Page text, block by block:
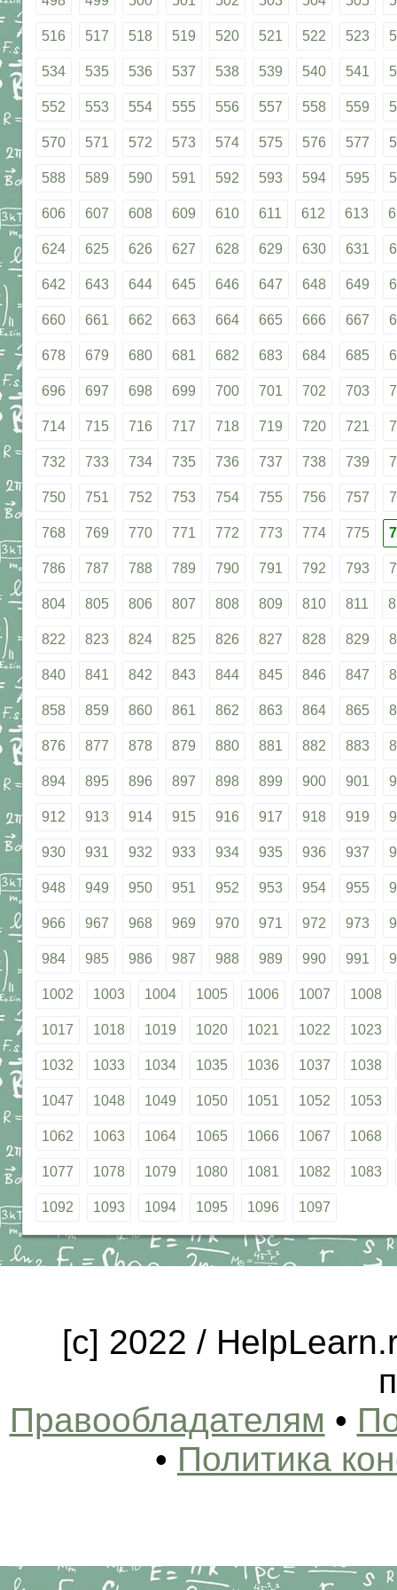
516 517 518 519 520 521 522 523
534 535 536 537 538 539 540 541
552 553 554 555 556 557 558 559
570 571 572 573 574 575 576 577
588 589 590 591 592 593 594 595
606 607 608 609 610 611 612 613
624 625 626 627 628 629 630 631
642 643 644 645 646 647 648 649
660 661 662 663 664 665 666 667
678 679 680 681 682 683 684 685
696 697 698 699 700 701 702 703
714 715 716 717 718 719 720 721
732 733 734 735 736 737 738 739
750 751 752 753 754 755 756 757
768 769 770 771 772 773 774 775
786 787 788 789 790 791 792 793
804 805 806 807 808 809 810 811
822 823 824 825 826 827 828 829
840 841 842 843 844 845 846 847
858 859 860 861 862 863 864 865
876 877 878 879 880 881 882 883
894 895 896 897 898 899 900 901
912 913 914 915 916 917 918 919
930 931 932 933 934 935 936 937
948 949 950 951 952 953 954 955
966 967 968 969 970 971 972 973
984 985 986 987 988 989 990 991
1002 1003 1004 1005 1006 1007 1008
1017 1018 1019 1020 1021 1022 1023
1032 1033 1034 1035 1036 1037 1038
1047 1048 1049 1050 1051 1052 1053
1062 1063 1064 1065 1066 1067 1068
1077 1078 1079 1080 1081 1082 1083
1092 1093 1094 1095 1096 1097
[c] 2022 /
Правообладателям •
• Политика